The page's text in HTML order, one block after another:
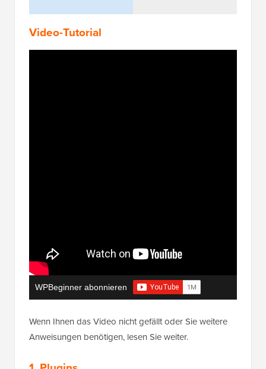
Video-Tutorial
WPBeginner abonnieren
Wenn Ihnen das Video nicht gefällt oder Sie weitere
Anweisungen benötigen, lesen Sie weiter.